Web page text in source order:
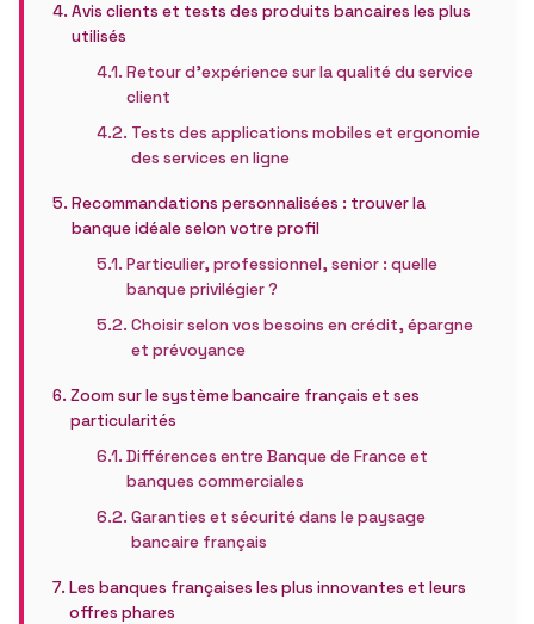
Avis clients et tests des produits bancaires les plus
utilisés
Retour d’expérience sur la qualité du service
client
Tests des applications mobiles et ergonomie
des services en ligne
Recommandations personnalisées : trouver la
banque idéale selon votre profil
Particulier, professionnel, senior : quelle
banque privilégier ?
Choisir selon vos besoins en crédit, épargne
et prévoyance
Zoom sur le système bancaire français et ses
particularités
Différences entre Banque de France et
banques commerciales
Garanties et sécurité dans le paysage
bancaire français
Les banques françaises les plus innovantes et leurs
offres phares